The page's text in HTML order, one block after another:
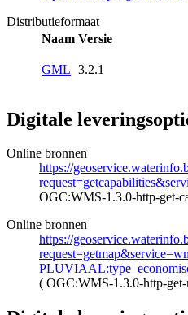
Distributieformaat
Naam Versie
GML 3.2.1
Digitale
Online bronnen
https://
OGC:WMS-1.3.0-http-get-
Online bronnen
https://
( OGC:WMS-1.3.0-http-get-